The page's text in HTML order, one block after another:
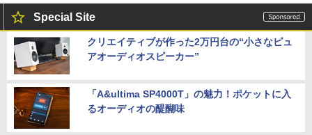
Special Site
クリエイティブが作った2万円台の“小さなピュ
アオーディオスピーカー”
「A&ultima SP4000T」の魅力！ポケットに入
るオーディオの醍醐味